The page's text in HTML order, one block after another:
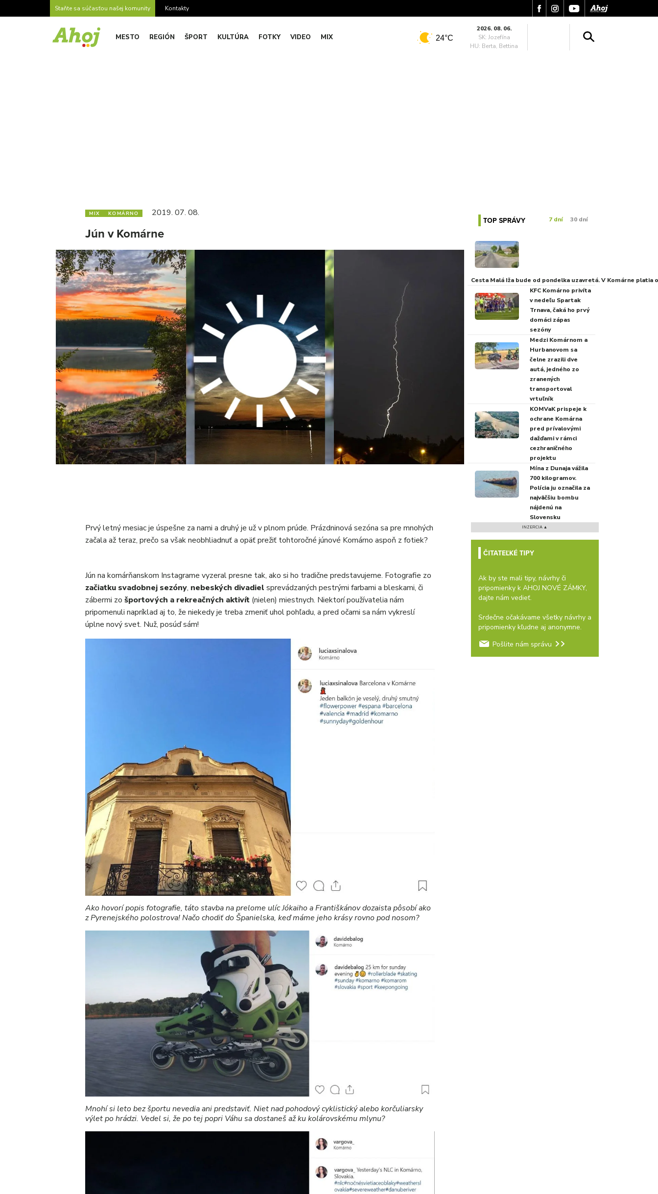
Staňte sa súčasťou našej komunity Kontakty
MESTO REGIÓN ŠPORT KULTÚRA FOTKY VIDEO MIX 24°C
2026. 08. 06.
SK: Jozefína
HU: Berta, Bettina
MIX KOMÁRNO 2019. 07. 08.
Jún v Komárne
Prvý letný mesiac je úspešne za nami a druhý je už v plnom prúde. Prázdninová sezóna sa pre mnohých
začala až teraz, prečo sa však neobhliadnuť a opäť prežiť tohtoročné júnové Komárno aspoň z fotiek?
Jún na komárňanskom Instagrame vyzeral presne tak, ako si ho tradične predstavujeme. Fotografie zo
začiatku svadobnej sezóny, nebeských divadiel sprevádzaných pestrými farbami a bleskami, či
zábermi zo športových a rekreačných aktivít (nielen) miestnych. Niektorí používatelia nám
pripomenuli napríklad aj to, že niekedy je treba zmeniť uhol pohľadu, a pred očami sa nám vykreslí
úplne nový svet. Nuž, posúď sám!
Ako hovorí popis fotografie, táto stavba na prelome ulíc Jókaiho a Františkánov dozaista pôsobí ako
z Pyrenejského polostrova! Načo chodiť do Španielska, keď máme jeho krásy rovno pod nosom?
Mnohí si leto bez športu nevedia ani predstaviť. Niet nad pohodový cyklistický alebo korčuliarsky
výlet po hrádzi. Vedel si, že po tej popri Váhu sa dostaneš až ku kolárovskému mlynu?
TOP SPRÁVY 7 dní 30 dní
Cesta Malá Iža bude od pondelka uzavretá. V Komárne platia
KFC Komárno privíta
v nedeľu Spartak
Trnava, čaká ho prvý
domáci zápas
sezóny
Medzi Komárnom a
Hurbanovom sa
čelne zrazili dve
autá, jedného zo
zranených
transportoval
vrtuľník
KOMVaK prispeje k
ochrane Komárna
pred prívalovými
dažďami v rámci
cezhraničného
projektu
Mína z Dunaja vážila
700 kilogramov.
Polícia ju označila za
najväčšiu bombu
nájdenú na
Slovensku
INZERCIA ▲
ČITATEĽKÉ TIPY
Ak by ste mali tipy, návrhy či
pripomienky k AHOJ NOVÉ ZÁMKY,
dajte nám vedieť.
Srdečne očakávame všetky návrhy a
pripomienky kľudne aj anonymne.
Pošlite nám správu